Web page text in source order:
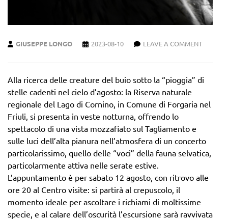
GIUSEPPE LONGO 2023-08-10 LEAVE A COMMENT
Alla ricerca delle creature del buio sotto la “pioggia” di
stelle cadenti nel cielo d’agosto: la Riserva naturale
regionale del Lago di Cornino, in Comune di Forgaria nel
Friuli, si presenta in veste notturna, offrendo lo
spettacolo di una vista mozzafiato sul Tagliamento e
sulle luci dell’alta pianura nell’atmosfera di un concerto
particolarissimo, quello delle “voci” della fauna selvatica,
particolarmente attiva nelle serate estive.
L’appuntamento è per sabato 12 agosto, con ritrovo alle
ore 20 al Centro visite: si partirà al crepuscolo, il
momento ideale per ascoltare i richiami di moltissime
specie, e al calare dell’oscurità l’escursione sarà ravvivata